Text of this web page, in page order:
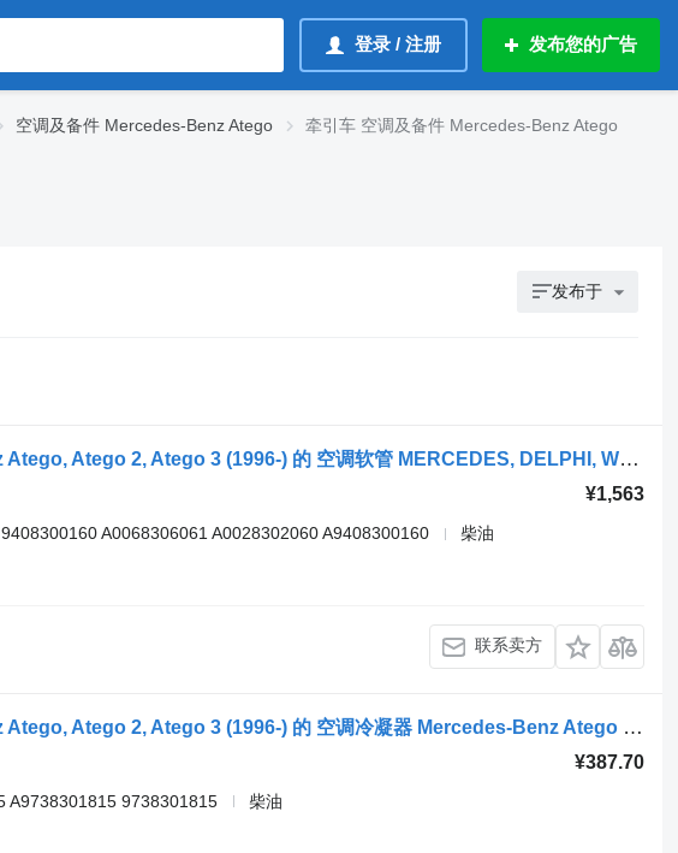
登录 / 注册 发布您的广告
空调及备件 Mercedes-Benz Atego 牵引车 空调及备件 Mercedes-Benz Atego
发布于
牵引车 Mercedes-Benz Atego, Atego 2, Atego 3 (1996-) 的 空调软管 MERCEDES, DELPHI, WEBASTO Atego 2 1223 (01.04-) 0068306061
¥1,563
A0068306061 A0028302060 A9408300160
柴油
联系卖方
牵引车 Mercedes-Benz Atego, Atego 2, Atego 3 (1996-) 的 空调冷凝器 Mercedes-Benz Atego 2 (01.04-) 9738301615
¥387.70
A9738301815 9738301815
柴油